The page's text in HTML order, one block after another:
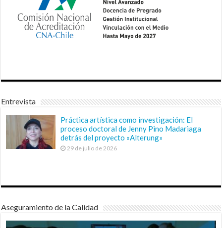
Entrevista
Práctica artística como investigación: El
proceso doctoral de Jenny Pino Madariaga
detrás del proyecto «Alterung»
29 de julio de 2026
Aseguramiento de la Calidad